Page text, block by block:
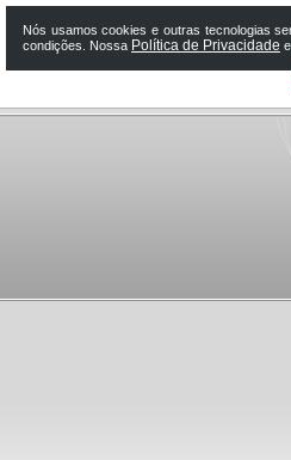
Nós usamos cookies e outras tecnologias
condições. Nossa Política de Privacidade